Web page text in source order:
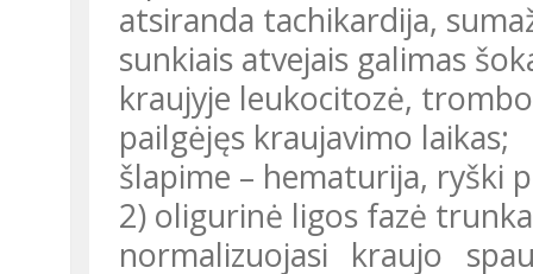
atsiranda tachikardija,
sunkiais atvejais galimas
kraujyje leukocitozė,
pailgėjęs kraujavimo laikas;
šlapime – hematurija, ryški
2) oligurinė ligos fazė
normalizuojasi kraujo